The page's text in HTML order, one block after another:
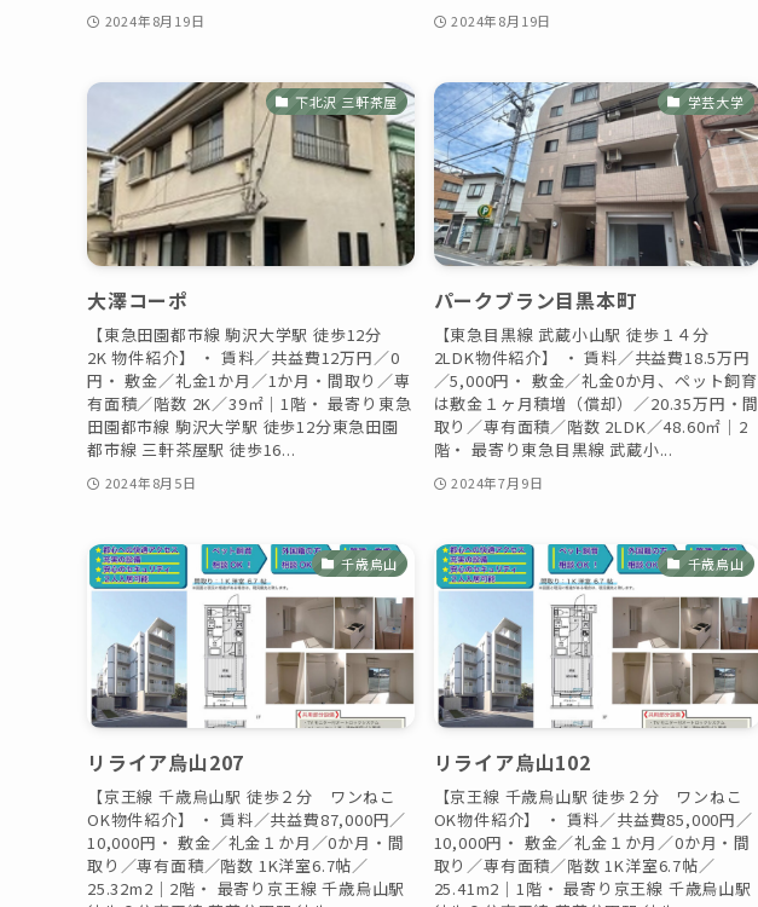
2024年8月19日 2024年8月19日
下北沢 三軒茶屋
大澤コーポ
【東急田園都市線 駒沢大学駅 徒歩12分
2K 物件紹介】 ・ 賃料／共益費12万円／0
円・ 敷金／礼金1か月／1か月・間取り／専
有面積／階数 2K／39㎡｜1階・ 最寄り東急
田園都市線 駒沢大学駅 徒歩12分東急田園
都市線 三軒茶屋駅 徒歩16...
2024年8月5日
学芸大学
パークブラン目黒本町
【東急目黒線 武蔵小山駅 徒歩１４分
2LDK物件紹介】 ・ 賃料／共益費18.5万円
／5,000円・ 敷金／礼金0か月、ペット飼育
は敷金１ヶ月積増（償却）／20.35万円・間
取り／専有面積／階数 2LDK／48.60㎡｜2
階・ 最寄り東急目黒線 武蔵小...
2024年7月9日
千歳烏山
リライア烏山207
【京王線 千歳烏山駅 徒歩２分 ワンねこ
OK物件紹介】 ・ 賃料／共益費87,000円／
10,000円・ 敷金／礼金１か月／0か月・間
取り／専有面積／階数 1K洋室6.7帖／
25.32m2｜2階・ 最寄り京王線 千歳烏山駅
千歳烏山
リライア烏山102
【京王線 千歳烏山駅 徒歩２分 ワンねこ
OK物件紹介】 ・ 賃料／共益費85,000円／
10,000円・ 敷金／礼金１か月／0か月・間
取り／専有面積／階数 1K洋室6.7帖／
25.41m2｜1階・ 最寄り京王線 千歳烏山駅